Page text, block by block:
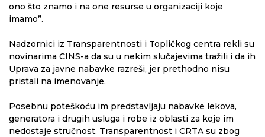
ono što znamo i na one resurse u organizaciji koje
imamo”.
Nadzornici iz Transparentnosti i Topličkog centra rekli su
novinarima CINS-a da su u nekim slučajevima tražili i da ih
Uprava za javne nabavke razreši, jer prethodno nisu
pristali na imenovanje.
Posebnu poteškoću im predstavljaju nabavke lekova,
generatora i drugih usluga i robe iz oblasti za koje im
nedostaje stručnost. Transparentnost i CRTA su zbog